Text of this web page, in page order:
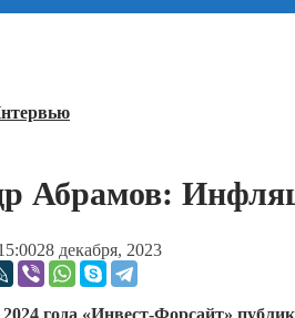
Абрамов:
28 декабря, 2023
года «Инвест-Форсайт»